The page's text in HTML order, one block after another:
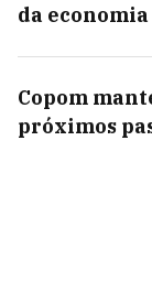
da economia
Copom
próximos